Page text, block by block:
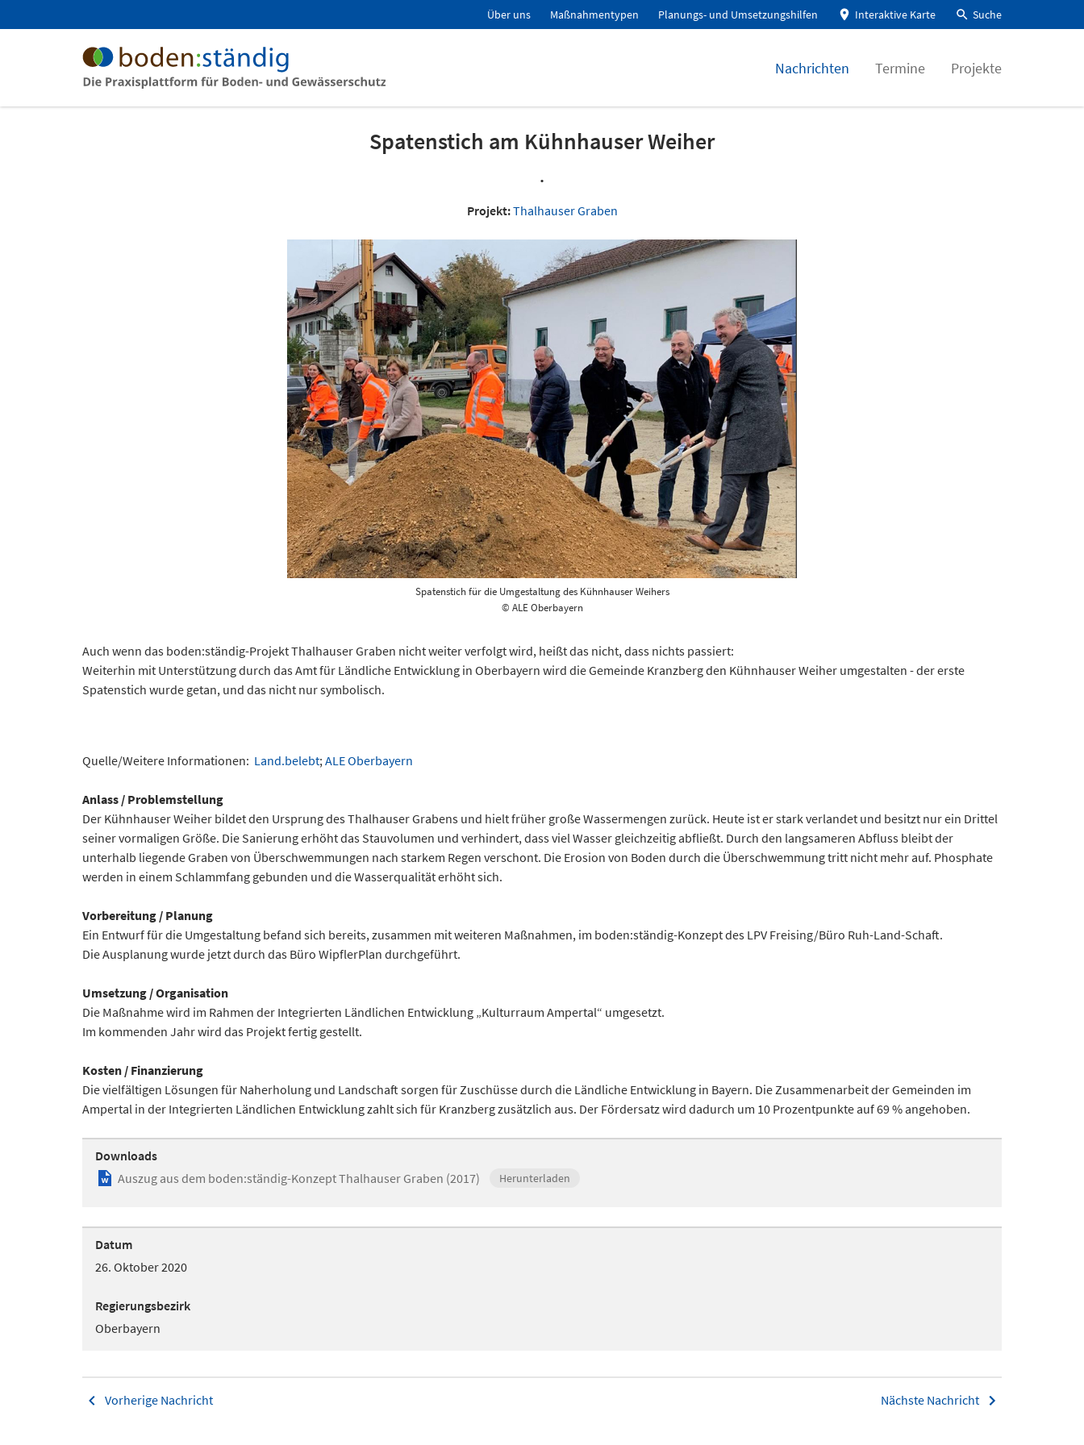
Über uns Maßnahmentypen Planungs- und Umsetzungshilfen Interaktive Karte Suche
Nachrichten Termine Projekte
Spatenstich am Kühnhauser Weiher
.
Projekt:Thalhauser Graben
Spatenstich für die Umgestaltung des Kühnhauser Weihers
© ALE Oberbayern
Auch wenn das boden:ständig-Projekt Thalhauser Graben nicht weiter verfolgt wird, heißt das nicht, dass nichts passiert:
Weiterhin mit Unterstützung durch das Amt für Ländliche Entwicklung in Oberbayern wird die Gemeinde Kranzberg den Kühnhauser Weiher umgestalten - der erste
Spatenstich wurde getan, und das nicht nur symbolisch.
Quelle/Weitere Informationen: Land.belebt; ALE Oberbayern
Anlass / Problemstellung
Der Kühnhauser Weiher bildet den Ursprung des Thalhauser Grabens und hielt früher große Wassermengen zurück. Heute ist er stark verlandet und besitzt nur ein Drittel
seiner vormaligen Größe. Die Sanierung erhöht das Stauvolumen und verhindert, dass viel Wasser gleichzeitig abfließt. Durch den langsameren Abfluss bleibt der
unterhalb liegende Graben von Überschwemmungen nach starkem Regen verschont. Die Erosion von Boden durch die Überschwemmung tritt nicht mehr auf. Phosphate
werden in einem Schlammfang gebunden und die Wasserqualität erhöht sich.
Vorbereitung / Planung
Ein Entwurf für die Umgestaltung befand sich bereits, zusammen mit weiteren Maßnahmen, im boden:ständig-Konzept des LPV Freising/Büro Ruh-Land-Schaft.
Die Ausplanung wurde jetzt durch das Büro WipflerPlan durchgeführt.
Umsetzung / Organisation
Die Maßnahme wird im Rahmen der Integrierten Ländlichen Entwicklung „Kulturraum Ampertal“ umgesetzt.
Im kommenden Jahr wird das Projekt fertig gestellt.
Kosten / Finanzierung
Die vielfältigen Lösungen für Naherholung und Landschaft sorgen für Zuschüsse durch die Ländliche Entwicklung in Bayern. Die Zusammenarbeit der Gemeinden im
Ampertal in der Integrierten Ländlichen Entwicklung zahlt sich für Kranzberg zusätzlich aus. Der Fördersatz wird dadurch um 10 Prozentpunkte auf 69 % angehoben.
Downloads
Auszug aus dem boden:ständig-Konzept Thalhauser Graben (2017)
Herunterladen
Datum
26. Oktober 2020
Regierungsbezirk
Oberbayern
Vorherige Nachricht Nächste Nachricht